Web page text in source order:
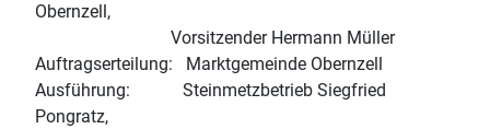
Obernzell,
Vorsitzender Hermann Müller
Auftragserteilung: Marktgemeinde Obernzell
Ausführung: Steinmetzbetrieb Siegfried
Pongratz,